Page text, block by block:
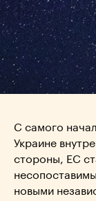
С самого
Украине
стороны, ЕС
новыми